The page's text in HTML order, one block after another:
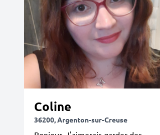
Coline
36200, Argenton-sur-Creuse